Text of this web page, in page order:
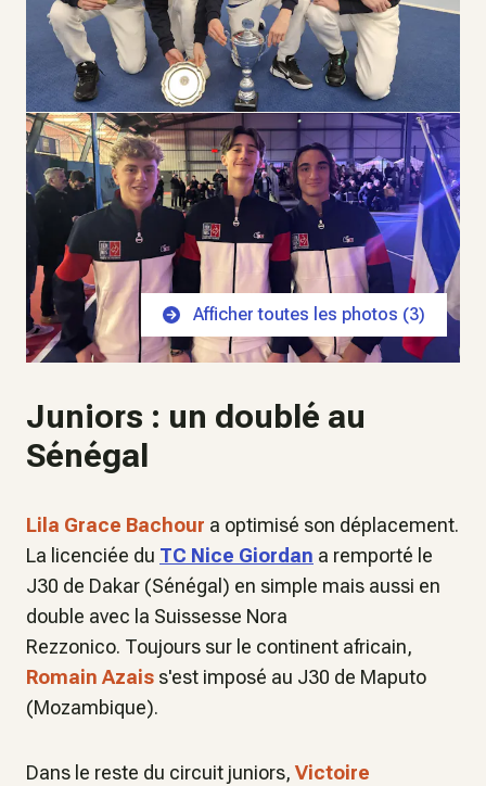
Afficher toutes les photos (3)
Juniors : un doublé au
Sénégal
Lila Grace Bachour a optimisé son déplacement.
La licenciée du TC Nice Giordan a remporté le
J30 de Dakar (Sénégal) en simple mais aussi en
double avec la Suissesse Nora
Rezzonico. Toujours sur le continent africain,
Romain Azais s'est imposé au J30 de Maputo
(Mozambique).
Dans le reste du circuit juniors, Victoire